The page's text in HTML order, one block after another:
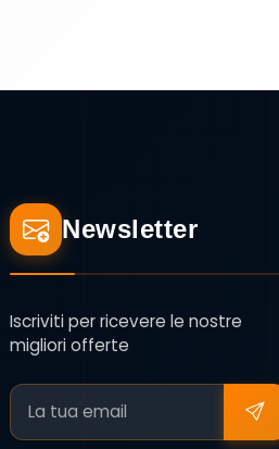
Newsletter
Iscriviti per ricevere le nostre
migliori offerte